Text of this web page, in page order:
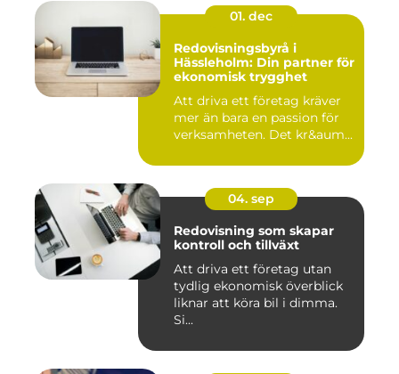
01. dec
Redovisningsbyrå i
Hässleholm: Din partner för
ekonomisk trygghet
Att driva ett företag kräver
mer än bara en passion för
verksamheten. Det kr&aum...
04. sep
Redovisning som skapar
kontroll och tillväxt
Att driva ett företag utan
tydlig ekonomisk överblick
liknar att köra bil i dimma.
Si...